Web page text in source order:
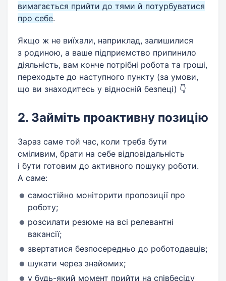
вимагається прийти до тями й потурбуватися
про себе.
Якщо ж не виїхали, наприклад, залишилися
з родиною, а ваше підприємство припинило
діяльність, вам конче потрібні робота та гроші,
переходьте до наступного пункту (за умови,
що ви знаходитесь у відносній безпеці) 👇
2. Займіть проактивну позицію
Зараз саме той час, коли треба бути
сміливим, брати на себе відповідальність
і бути готовим до активного пошуку роботи.
А саме:
самостійно моніторити пропозиції про
роботу;
розсилати резюме на всі релевантні
вакансії;
звертатися безпосередньо до роботодавців;
шукати через знайомих;
у будь-який момент прийти на співбесіду